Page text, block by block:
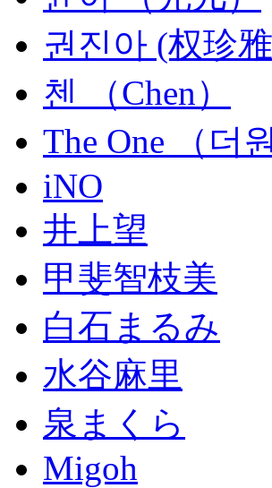
권진아 (权珍
첸 （Chen）
The One （더원
iNO
井上望
甲斐智枝美
白石まるみ
水谷麻里
泉まくら
Migoh